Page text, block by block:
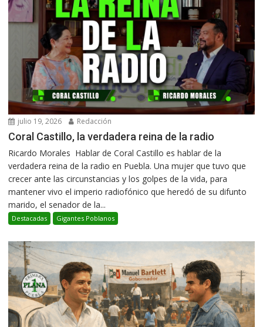
julio 19, 2026 Redacción
Coral Castillo, la verdadera reina de la radio
Ricardo Morales Hablar de Coral Castillo es hablar de la
verdadera reina de la radio en Puebla. Una mujer que tuvo que
crecer ante las circunstancias y los golpes de la vida, para
mantener vivo el imperio radiofónico que heredó de su difunto
marido, el senador de la...
Destacadas Gigantes Poblanos